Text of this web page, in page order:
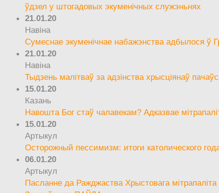
ўдзел у штогадовых экуменічных служэньнях
21.01.20
Навіна
Сумеснае экуменічнае набажэнства адбылося ў
21.01.20
Навіна
Тыдзень малітваў за адзінства хрысціянаў
15.01.20
Казань
Навошта Бог стаў чалавекам? Адказвае
15.01.20
Артыкул
Осторожный пессимизм: итоги католического
06.01.20
Артыкул
Пасланне да Ражджаства Хрыстовага мітрапаліта